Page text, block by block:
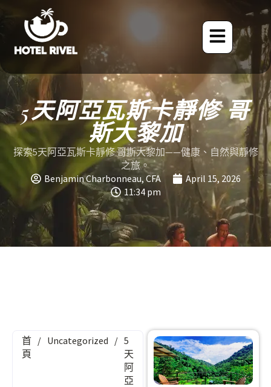
5天阿亞瓦斯卡靜修 哥
斯大黎加
探索5天阿亞瓦斯卡靜修 哥斯大黎加——健康、自然與靜修
之旅。
Benjamin Charbonneau, CFA
April 15, 2026
11:34 pm
首
頁
/ Uncategorized / 5
天
阿
亞